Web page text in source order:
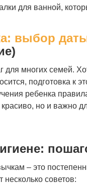
для ванной,
выбор
многих семей.
подготовка к
ребенка
но и важно
– это
несколько советов: